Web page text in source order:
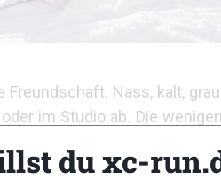
Nass, kalt,
im Studio ab. Die
nur die oft lang ersehnte
du xc-